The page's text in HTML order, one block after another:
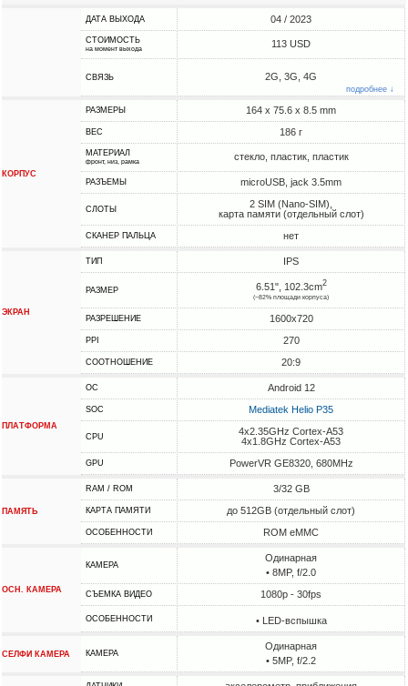
ДАТА ВЫХОДА 04 / 2023
СТОИМОСТЬ
на момент выхода 113 USD
СВЯЗЬ 2G, 3G, 4G
подробнее ↓
КОРПУС
РАЗМЕРЫ 164 x 75.6 x 8.5 mm
ВЕС 186 г
МАТЕРИАЛ
фронт, низ, рамка стекло, пластик, пластик
РАЗЪЕМЫ microUSB, jack 3.5mm
СЛОТЫ
2 SIM (Nano-SIM),
карта памяти (отдельный слот)
СКАНЕР ПАЛЬЦА нет
ЭКРАН
ТИП IPS
РАЗМЕР 6.51", 102.3cm2
(~82% площади корпуса)
РАЗРЕШЕНИЕ 1600x720
PPI 270
СООТНОШЕНИЕ 20:9
ПЛАТФОРМА
ОС Android 12
SOC Mediatek Helio P35
CPU
4x2.35GHz Cortex-A53
4x1.8GHz Cortex-A53
GPU PowerVR GE8320, 680MHz
ПАМЯТЬ
RAM / ROM 3/32 GB
КАРТА ПАМЯТИ до 512GB (отдельный слот)
ОСОБЕННОСТИ ROM eMMC
ОСН. КАМЕРА
КАМЕРА
Одинарная
• 8MP, f/2.0
СЪЕМКА ВИДЕО 1080p - 30fps
ОСОБЕННОСТИ • LED-вспышка
СЕЛФИ КАМЕРА КАМЕРА
Одинарная
• 5MP, f/2.2